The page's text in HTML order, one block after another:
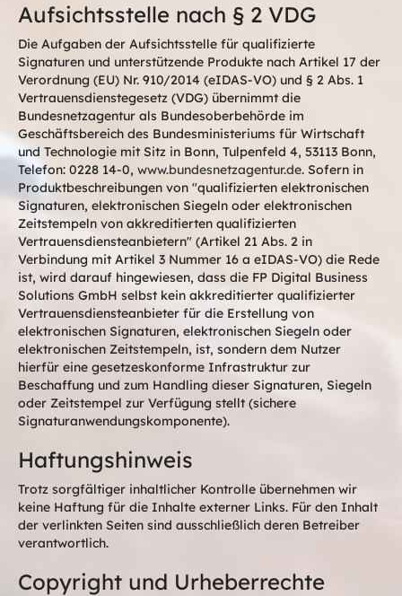
Aufsichtsstelle nach § 2 VDG
Die Aufgaben der Aufsichtsstelle für qualifizierte
Signaturen und unterstützende Produkte nach Artikel 17 der
Verordnung (EU) Nr. 910/2014 (eIDAS-VO) und § 2 Abs. 1
Vertrauensdienstegesetz (VDG) übernimmt die
Bundesnetzagentur als Bundesoberbehörde im
Geschäftsbereich des Bundesministeriums für Wirtschaft
und Technologie mit Sitz in Bonn, Tulpenfeld 4, 53113 Bonn,
Telefon: 0228 14-0, www.bundesnetzagentur.de. Sofern in
Produktbeschreibungen von "qualifizierten elektronischen
Signaturen, elektronischen Siegeln oder elektronischen
Zeitstempeln von akkreditierten qualifizierten
Vertrauensdiensteanbietern" (Artikel 21 Abs. 2 in
Verbindung mit Artikel 3 Nummer 16 a eIDAS-VO) die Rede
ist, wird darauf hingewiesen, dass die FP Digital Business
Solutions GmbH selbst kein akkreditierter qualifizierter
Vertrauensdiensteanbieter für die Erstellung von
elektronischen Signaturen, elektronischen Siegeln oder
elektronischen Zeitstempeln, ist, sondern dem Nutzer
hierfür eine gesetzeskonforme Infrastruktur zur
Beschaffung und zum Handling dieser Signaturen, Siegeln
oder Zeitstempel zur Verfügung stellt (sichere
Signaturanwendungskomponente).
Haftungshinweis
Trotz sorgfältiger inhaltlicher Kontrolle übernehmen wir
keine Haftung für die Inhalte externer Links. Für den Inhalt
der verlinkten Seiten sind ausschließlich deren Betreiber
verantwortlich.
Copyright und Urheberrechte